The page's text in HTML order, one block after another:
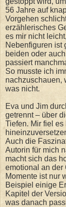
56 Jahre auf
Vorgehen
erzählerisches
es mir nicht
Nebenfiguren ist
beiden oder
passiert
So musste ich
nachzuschauen,
was nicht.
Eva und Jim
getrennt – über
Tiefen. Mir fiel
Auch die
Autorin für mich
macht sich das
emotional an der
Momente ist nur
Beispiel einige
Kapitel der
was danach